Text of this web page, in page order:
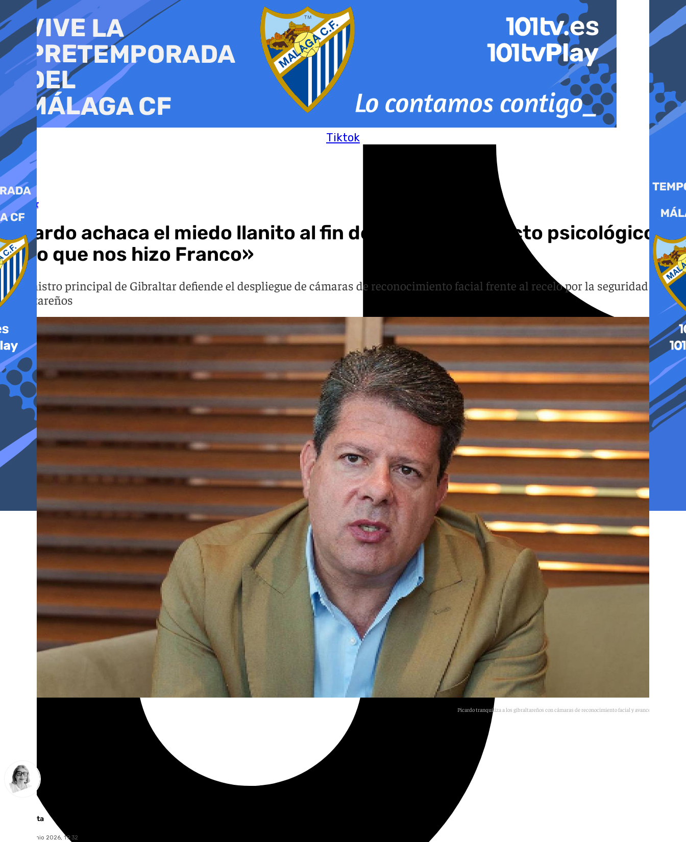
al
contenido
Tiktok
Gibraltar
Picardo achaca el miedo llanito al fin de la Verja al «efecto psicológico
de lo que nos hizo Franco»
El ministro principal de Gibraltar defiende el despliegue de cámaras de reconocimiento facial frente al recelo por la seguridad de los
gibraltareños
Picardo tranquiliza a los gibraltareños con cámaras de reconocimiento facial y avances económicos
Ana Villalta
lunes, 22 junio 2026, 19:32